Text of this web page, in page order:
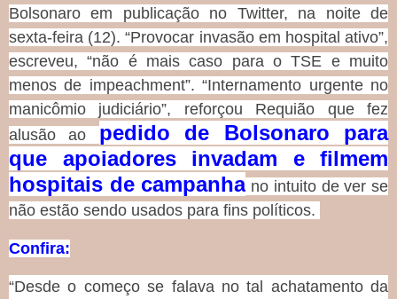
Bolsonaro em publicação no Twitter, na noite de
sexta-feira (12). “Provocar invasão em hospital ativo”,
escreveu, “não é mais caso para o TSE e muito
menos de impeachment”. “Internamento urgente no
manicômio judiciário”, reforçou Requião que fez
alusão ao pedido de Bolsonaro para
que apoiadores invadam e filmem
hospitais de campanha no intuito de ver se
não estão sendo usados para fins políticos.
Confira:
“Desde o começo se falava no tal achatamento da